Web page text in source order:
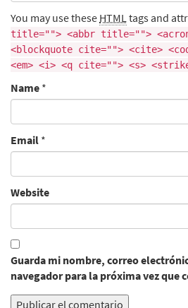
You may use these HTMLtags and
title=""> <abbr title="">
<blockquote cite=""> <cite>
<em> <i> <q cite=""> <s>
Name *
Email *
Website
Guarda mi nombre, correo
navegador para la próxima vez que